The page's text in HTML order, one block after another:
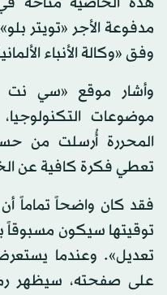
مدفوعة الأجر «تويتر
وفق «وكالة الأنباء
وأشار موقع «سي
موضوعات
المحررة أُرسلت من
تعطي فكرة كافية عن
فقد كان واضحاً تماماً أن
توقيتها سيكون
تعديل». وعندما
على صفحته، سيظهر